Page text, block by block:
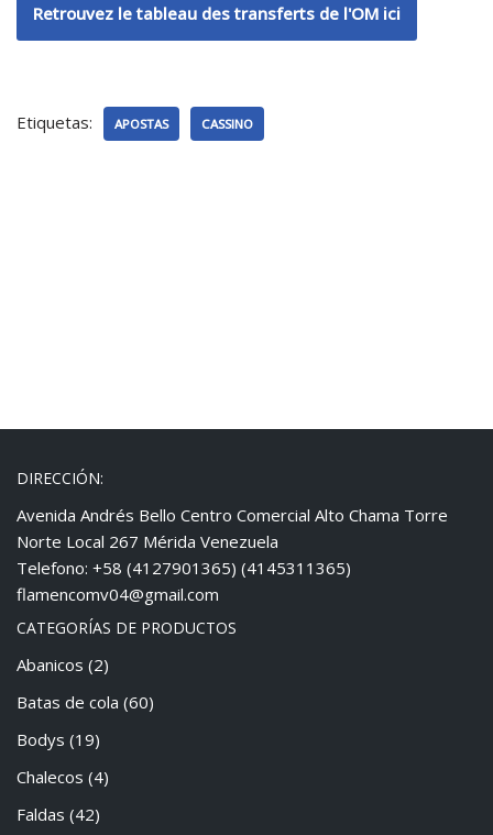
Retrouvez le tableau des transferts de l'OM ici
Etiquetas: APOSTAS CASSINO
DIRECCIÓN:
Avenida Andrés Bello Centro Comercial Alto Chama Torre
Norte Local 267 Mérida Venezuela
Telefono: +58 (4127901365) (4145311365)
flamencomv04@gmail.com
CATEGORÍAS DE PRODUCTOS
Abanicos (2)
Batas de cola (60)
Bodys (19)
Chalecos (4)
Faldas (42)